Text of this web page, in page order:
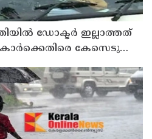
ഡോക്ടർ ഇല്ലാത്തത്
കേസെടുത്ത്